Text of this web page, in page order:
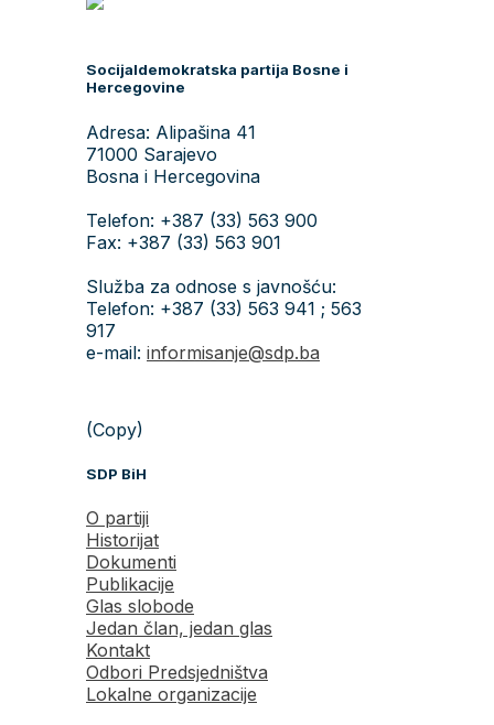
Socijaldemokratska partija Bosne i
Hercegovine
Adresa: Alipašina 41
71000 Sarajevo
Bosna i Hercegovina
Telefon: +387 (33) 563 900
Fax: +387 (33) 563 901
Služba za odnose s javnošću:
Telefon: +387 (33) 563 941 ; 563
917
e-mail: informisanje@sdp.ba
(Copy)
SDP BiH
O partiji
Historijat
Dokumenti
Publikacije
Glas slobode
Jedan član, jedan glas
Kontakt
Odbori Predsjedništva
Lokalne organizacije